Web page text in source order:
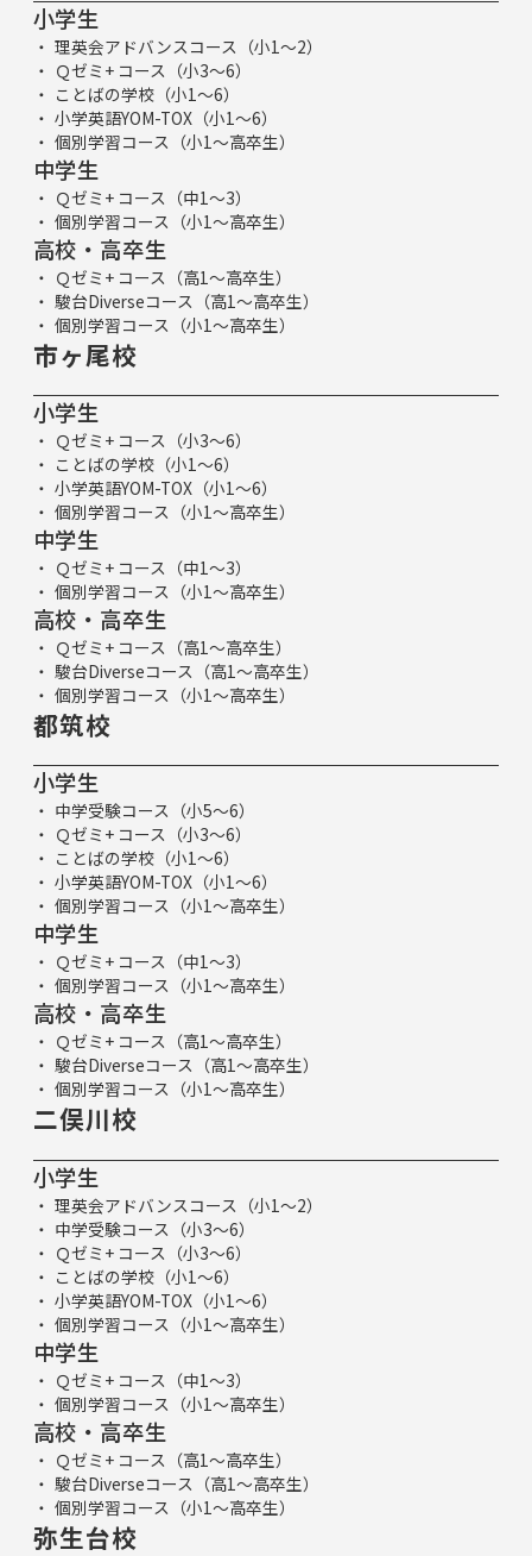
小学生
理英会アドバンスコース（小1～2）
Ｑゼミ+ コース（小3～6）
ことばの学校（小1～6）
小学英語YOM-TOX（小1～6）
個別学習コース（小1～高卒生）
中学生
Ｑゼミ+ コース（中1～3）
個別学習コース（小1～高卒生）
高校・高卒生
Ｑゼミ+ コース（高1～高卒生）
駿台Diverseコース（高1～高卒生）
個別学習コース（小1～高卒生）
市ヶ尾校
小学生
Ｑゼミ+ コース（小3～6）
ことばの学校（小1～6）
小学英語YOM-TOX（小1～6）
個別学習コース（小1～高卒生）
中学生
Ｑゼミ+ コース（中1～3）
個別学習コース（小1～高卒生）
高校・高卒生
Ｑゼミ+ コース（高1～高卒生）
駿台Diverseコース（高1～高卒生）
個別学習コース（小1～高卒生）
都筑校
小学生
中学受験コース（小5～6）
Ｑゼミ+ コース（小3～6）
ことばの学校（小1～6）
小学英語YOM-TOX（小1～6）
個別学習コース（小1～高卒生）
中学生
Ｑゼミ+ コース（中1～3）
個別学習コース（小1～高卒生）
高校・高卒生
Ｑゼミ+ コース（高1～高卒生）
駿台Diverseコース（高1～高卒生）
個別学習コース（小1～高卒生）
二俣川校
小学生
理英会アドバンスコース（小1～2）
中学受験コース（小3～6）
Ｑゼミ+ コース（小3～6）
ことばの学校（小1～6）
小学英語YOM-TOX（小1～6）
個別学習コース（小1～高卒生）
中学生
Ｑゼミ+ コース（中1～3）
個別学習コース（小1～高卒生）
高校・高卒生
Ｑゼミ+ コース（高1～高卒生）
駿台Diverseコース（高1～高卒生）
個別学習コース（小1～高卒生）
弥生台校